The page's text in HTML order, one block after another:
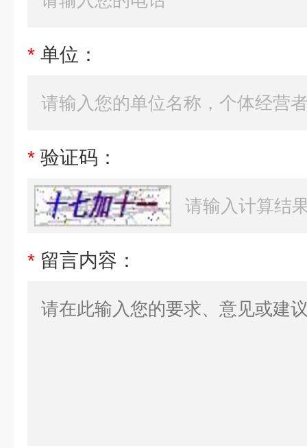
* 单位：
* 验证码：
* 留言内容：